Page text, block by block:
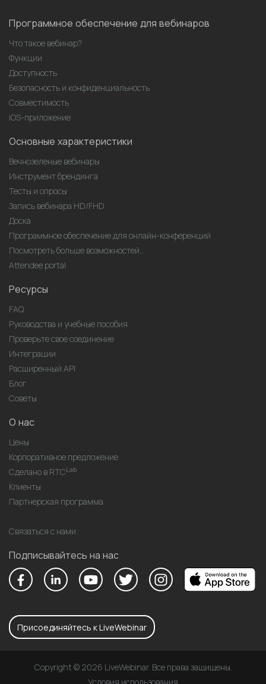
Программное обеспечение для вебинаров
Что такое вебинар?
Функции
Доступность
Безопасность и конфиденциальность
Совместимость
iOS-приложение
Основные характеристики
Вечнозеленые вебинары
Инструмент брендинга
Тесты и опросы
Запись вебинара HD/FHD
Доска
Программное обеспечение для онлайн-конференций
Посмотреть больше возможностей...
Attendee portal
Ресурсы
FAQ
Руководства и учебные пособия
Проверьте свое соединение
Интеграции
Расширенный API
Блог
Советы
О нас
Цены
Корпоративное предложение
Сделано в RTCLab
Клиенты
Партнерская программа
Связаться с нами
Подписывайтесь на нас
Присоединяйтесь к LiveWebinar
Copyright © 2026 LiveWebinar. Все права защищены.